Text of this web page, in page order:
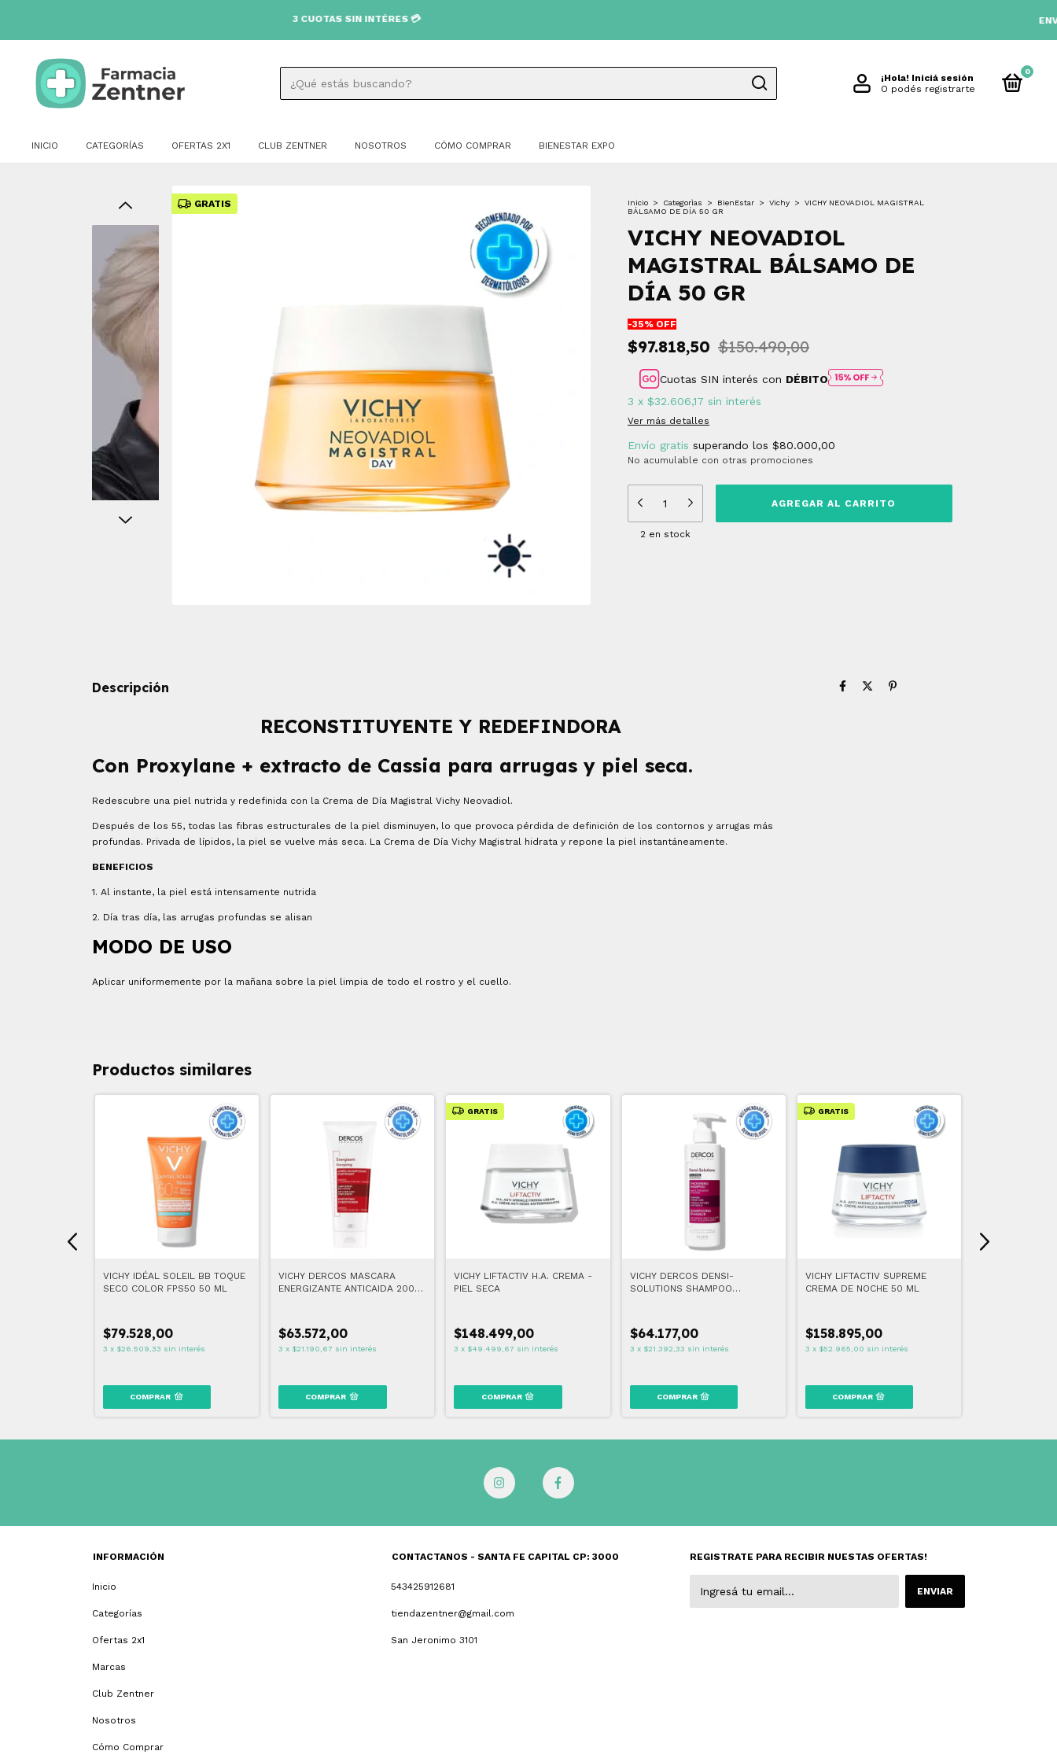
3 CUOTAS SIN INTÉRES 💳 ENVIO
¡Hola! Iniciá sesión
O podés registrarte
0
INICIO CATEGORÍAS OFERTAS 2X1 CLUB ZENTNER NOSOTROS CÓMO COMPRAR BIENESTAR EXPO
GRATIS Inicio > Categorìas > BienEstar > Vichy >
VICHY NEOVADIOL MAGISTRAL
BÁLSAMO DE DÍA 50 GR
VICHY NEOVADIOL
MAGISTRAL BÁLSAMO DE
DÍA 50 GR
-35% OFF
$97.818,50 $150.490,00
Cuotas SIN interés con DÉBITO
3 x $32.606,17 sin interés
Ver más detalles
Envío gratis superando los $80.000,00
No acumulable con otras promociones
2en stock
Descripción
RECONSTITUYENTE Y REDEFINDORA
Con Proxylane + extracto de Cassia para arrugas y piel seca.
Redescubre una piel nutrida y redefinida con la Crema de Día Magistral Vichy Neovadiol.
Después de los 55, todas las fibras estructurales de la piel disminuyen, lo que provoca pérdida de definición de los contornos y arrugas más
profundas. Privada de lípidos, la piel se vuelve más seca. La Crema de Día Vichy Magistral hidrata y repone la piel instantáneamente.
BENEFICIOS
1. Al instante, la piel está intensamente nutrida
2. Día tras día, las arrugas profundas se alisan
MODO DE USO
Aplicar uniformemente por la mañana sobre la piel limpia de todo el rostro y el cuello.
Productos similares
VICHY IDÉAL SOLEIL BB TOQUE
SECO COLOR FPS50 50 ML
$79.528,00
3 x $26.509,33 sin interés
VICHY DERCOS MASCARA
ENERGIZANTE ANTICAIDA 200
$63.572,00
3 x $21.190,67 sin interés
GRATIS
VICHY LIFTACTIV H.A. CREMA -
PIEL SECA
$148.499,00
3 x $49.499,67 sin interés
VICHY DERCOS DENSI-
SOLUTIONS SHAMPOO
$64.177,00
3 x $21.392,33 sin interés
GRATIS
VICHY LIFTACTIV SUPREME
CREMA DE NOCHE 50 ML
$158.895,00
3 x $52.965,00 sin interés
INFORMACIÓN
Inicio
Categorías
Ofertas 2x1
Marcas
Club Zentner
Nosotros
Cómo Comprar
CONTACTANOS - SANTA FE CAPITAL CP: 3000
543425912681
tiendazentner@gmail.com
San Jeronimo 3101
REGISTRATE PARA RECIBIR NUESTAS OFERTAS!